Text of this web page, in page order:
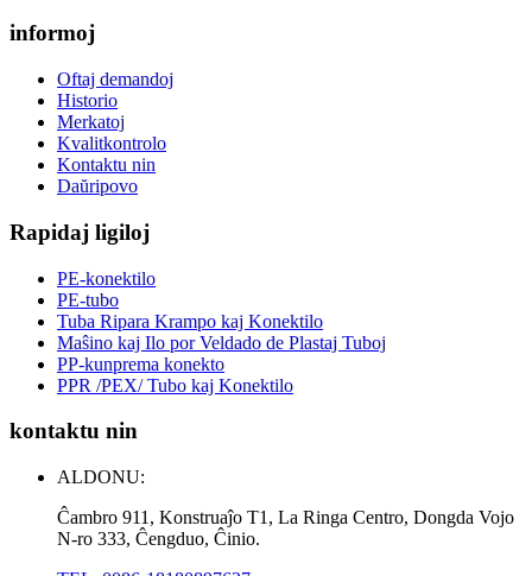
informoj
Oftaj demandoj
Historio
Merkatoj
Kvalitkontrolo
Kontaktu nin
Daŭripovo
Rapidaj ligiloj
PE-konektilo
PE-tubo
Tuba Ripara Krampo kaj Konektilo
Maŝino kaj Ilo por Veldado de Plastaj Tuboj
PP-kunprema konekto
PPR /PEX/ Tubo kaj Konektilo
kontaktu nin
ALDONU:
Ĉambro 911, Konstruaĵo T1, La Ringa Centro, Dongda Vojo
N-ro 333, Ĉengduo, Ĉinio.